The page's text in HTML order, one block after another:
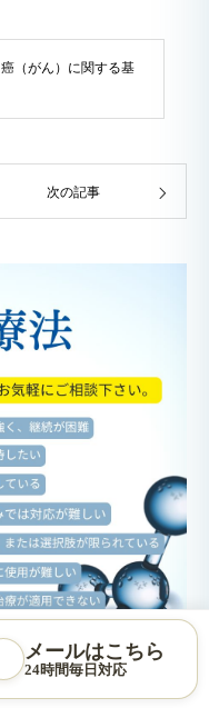
癌（がん）に関する基
次の記事
メールはこちら
24時間毎日対応